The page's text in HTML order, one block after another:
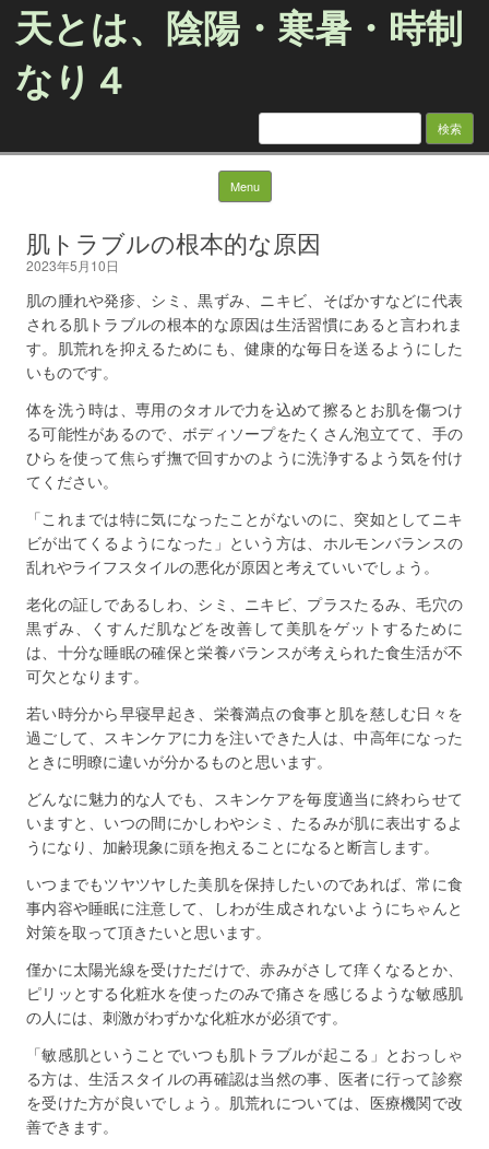
天とは、陰陽・寒暑・時制
なり４
検
Menu Skip to content
肌トラブルの根本的な原因
2023年5月10日
肌の腫れや発疹、シミ、黒ずみ、ニキビ、そばかすなどに代表
される肌トラブルの根本的な原因は生活習慣にあると言われま
す。肌荒れを抑えるためにも、健康的な毎日を送るようにした
いものです。
体を洗う時は、専用のタオルで力を込めて擦るとお肌を傷つけ
る可能性があるので、ボディソープをたくさん泡立てて、手の
ひらを使って焦らず撫で回すかのように洗浄するよう気を付け
てください。
「これまでは特に気になったことがないのに、突如としてニキ
ビが出てくるようになった」という方は、ホルモンバランスの
乱れやライフスタイルの悪化が原因と考えていいでしょう。
老化の証しであるしわ、シミ、ニキビ、プラスたるみ、毛穴の
黒ずみ、くすんだ肌などを改善して美肌をゲットするために
は、十分な睡眠の確保と栄養バランスが考えられた食生活が不
可欠となります。
若い時分から早寝早起き、栄養満点の食事と肌を慈しむ日々を
過ごして、スキンケアに力を注いできた人は、中高年になった
ときに明瞭に違いが分かるものと思います。
どんなに魅力的な人でも、スキンケアを毎度適当に終わらせて
いますと、いつの間にかしわやシミ、たるみが肌に表出するよ
うになり、加齢現象に頭を抱えることになると断言します。
いつまでもツヤツヤした美肌を保持したいのであれば、常に食
事内容や睡眠に注意して、しわが生成されないようにちゃんと
対策を取って頂きたいと思います。
僅かに太陽光線を受けただけで、赤みがさして痒くなるとか、
ピリッとする化粧水を使ったのみで痛さを感じるような敏感肌
の人には、刺激がわずかな化粧水が必須です。
「敏感肌ということでいつも肌トラブルが起こる」とおっしゃ
る方は、生活スタイルの再確認は当然の事、医者に行って診察
を受けた方が良いでしょう。肌荒れについては、医療機関で改
善できます。